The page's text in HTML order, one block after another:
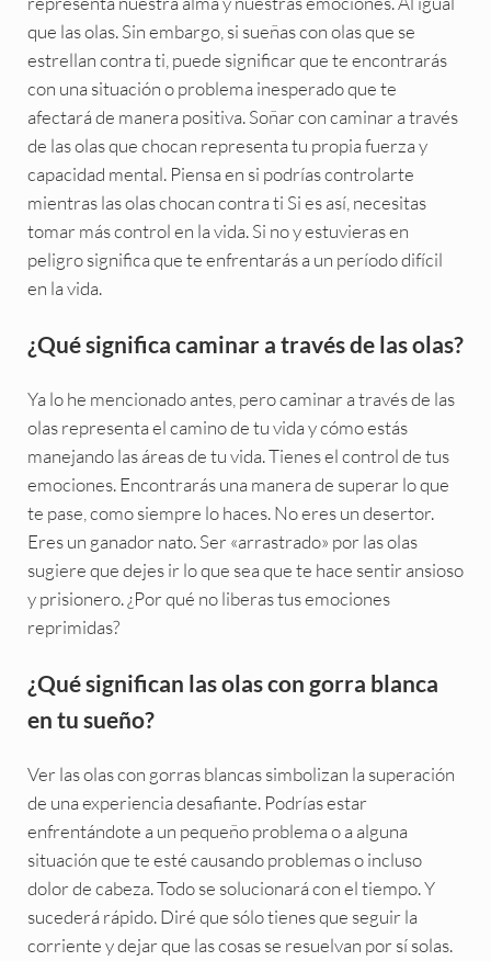
que las olas. Sin embargo, si sueñas con olas que se
estrellan contra ti, puede significar que te encontrarás
con una situación o problema inesperado que te
afectará de manera positiva. Soñar con caminar a través
de las olas que chocan representa tu propia fuerza y
capacidad mental. Piensa en si podrías controlarte
mientras las olas chocan contra ti Si es así, necesitas
tomar más control en la vida. Si no y estuvieras en
peligro significa que te enfrentarás a un período difícil
en la vida.
¿Qué significa caminar a través de las olas?
Ya lo he mencionado antes, pero caminar a través de las
olas representa el camino de tu vida y cómo estás
manejando las áreas de tu vida. Tienes el control de tus
emociones. Encontrarás una manera de superar lo que
te pase, como siempre lo haces. No eres un desertor.
Eres un ganador nato. Ser «arrastrado» por las olas
sugiere que dejes ir lo que sea que te hace sentir ansioso
y prisionero. ¿Por qué no liberas tus emociones
reprimidas?
¿Qué significan las olas con gorra blanca
en tu sueño?
Ver las olas con gorras blancas simbolizan la superación
de una experiencia desafiante. Podrías estar
enfrentándote a un pequeño problema o a alguna
situación que te esté causando problemas o incluso
dolor de cabeza. Todo se solucionará con el tiempo. Y
sucederá rápido. Diré que sólo tienes que seguir la
corriente y dejar que las cosas se resuelvan por sí solas.